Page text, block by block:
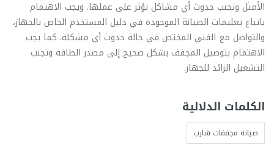
الأمثل وتجنب حدوث أي مشاكل تؤثر على عملها. ويجب الاهتمام
باتباع تعليمات الصيانة الموجودة في دليل المستخدم الخاص بالجهاز،
والتواصل مع الفني المختص في حالة حدوث أي مشكلة. كما يجب
الاهتمام بتوصيل المجفف بشكل صحيح إلى مصدر الطاقة وتجنب
التشغيل الزائد للجهاز.
الكلمات الدلالية
صيانة مجففات شارب